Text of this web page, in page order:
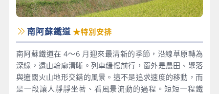
南阿蘇鐵道 ★特別安排
南阿蘇鐵道在 4～6 月迎來最清新的季節，沿線草原轉為
深綠，遠山輪廓清晰。列車緩慢前行，窗外是農田、聚落
與遼闊火山地形交錯的風景。這不是追求速度的移動，而
是一段讓人靜靜坐著、看風景流動的過程。短短一程鐵